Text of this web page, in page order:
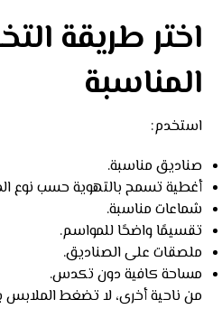
اختر طريقة
المناسبة
استخدم:
صناديق مناسبة.
أغطية تسمح بالتهوية حسب نوع
شماعات مناسبة.
تقسيمًا واضحًا للمواسم.
ملصقات على الصناديق.
مساحة كافية دون تكدس.
من ناحية أخرى، لا تضغط الملابس